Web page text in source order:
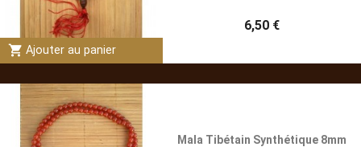
shopping_cart Ajouter au panier
6,50 €
Mala Tibétain Synthétique 8mm